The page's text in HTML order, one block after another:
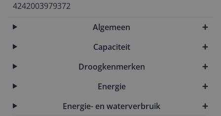
4242003979372
Algemeen
Capaciteit
Droogkenmerken
Energie
Energie- en waterverbruik